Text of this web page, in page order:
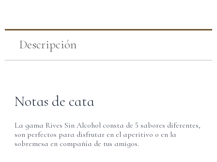
Descripción
Notas de cata
La gama Rives Sin Alcohol consta de 5 sabores diferentes,
son perfectos para disfrutar en el aperitivo o en la
sobremesa en compañía de tus amigos.